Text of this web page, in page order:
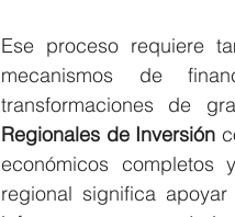
Ese proceso requiere
mecanismos de
transformaciones de
Regionales de Inversión
económicos completos
regional significa